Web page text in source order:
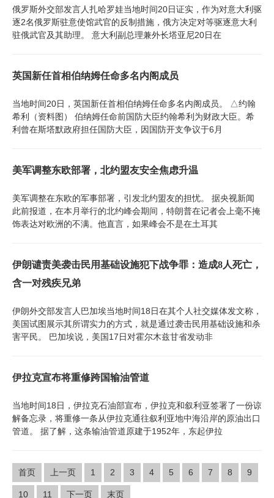
俄罗斯外交部发言人扎哈罗娃当地时间20日证实，作为对意大利驱
逐2名俄罗斯驻意使馆武官的反制措施，俄方决定对等驱逐意大利
驻俄武官及其助理。 意大利副总理兼外长塔亚尼20日在
英国新任首相伯纳姆任命多名内阁成员
当地时间20日，英国新任首相伯纳姆任命多名内阁成员。 △约翰
希利（资料图） 伯纳姆任命前国防大臣约翰希利为财政大臣。希
利曾在斯塔默政府担任国防大臣，因国防开支争议于6月
美军调整东欧部署，北约盟友安全焦虑升温
美军调整在东欧的军事部署，引发北约盟友的担忧。 据央视新闻
此前报道，在本月举行的北约峰会期间，特朗普在记者会上毫不掩
饰表达对欧洲的不满。他直言，如果峰会不是在土耳其
伊朗谴责美袭击民用基础设施犯下战争罪：造成8人死亡，
含一对残疾兄弟
伊朗外交部发言人巴加埃当地时间18日在其个人社交媒体发文称，
美国试图展示其所谓实力的方式，就是通过袭击民用基础设施和杀
害平民。 巴加埃说，美国17日对霍尔木兹甘省发动非
伊拉克宣布将重修跨国输油管道
当地时间18日，伊拉克石油部宣布，伊拉克和叙利亚签署了一份谅
解备忘录，将重修一条从伊拉克通往叙利亚地中海沿岸的原油出口
管道。 据了解，这条输油管道原建于1952年，东起伊拉
首页 上一页 1 2 3 4 5 6 7 8 9
10 11 下一页 末页